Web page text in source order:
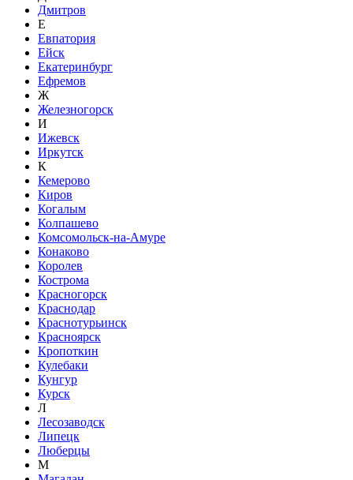
Дмитров
Е
Евпатория
Ейск
Екатеринбург
Ефремов
Ж
Железногорск
И
Ижевск
Иркутск
К
Кемерово
Киров
Когалым
Колпашево
Комсомольск-на-Амуре
Конаково
Королев
Кострома
Красногорск
Краснодар
Краснотурьинск
Красноярск
Кропоткин
Кулебаки
Кунгур
Курск
Л
Лесозаводск
Липецк
Люберцы
М